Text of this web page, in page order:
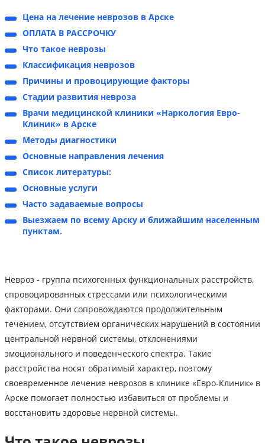
Цена на лечение неврозов в Арске
ОПЛАТА В РАССРОЧКУ
Что такое неврозы
Классификация неврозов
Причины и провоцирующие факторы
Стадии развития невроза
Врачи медицинской клиники «Наркология Евро-
Клиник» в Арске
Методы диагностики
Основные направления лечения
Список литературы:
Основные услуги
Часто задаваемые вопросы
Выезжаем по всему Арску и ближайшим населенным
пунктам.
Невроз - группа психогенных функциональных расстройств,
спровоцированных стрессами или психологическими
факторами. Они сопровождаются продолжительным
течением, отсутствием органических нарушений в состоянии
центральной нервной системы, отклонениями
эмоционального и поведенческого спектра. Такие
расстройства носят обратимый характер, поэтому
своевременное лечение неврозов в клинике «Евро-Клиник» в
Арске помогает полностью избавиться от проблемы и
восстановить здоровье нервной системы.